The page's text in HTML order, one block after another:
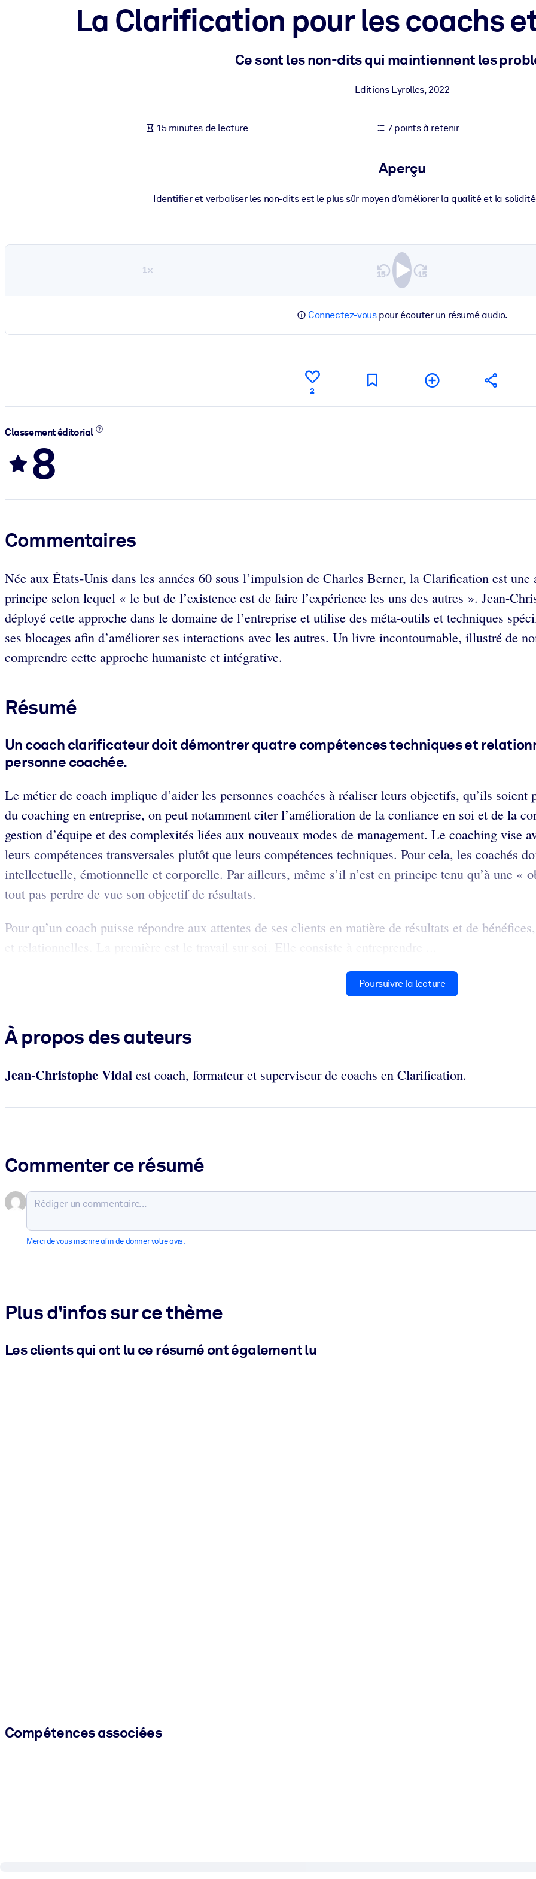
Pour LMS/LXP
Enrichissez votre bibliothèque d'entreprise avec des connaissances commerciales fiables et prêtes à l'emploi.
Alimentez vos systèmes d'IA avec des connaissances fiables et structurées pour améliorer les résultats.
La Clarification pour les coachs
Ce sont les non-dits qui maintiennent les
Editions Eyrolles,2022
15 minutes de lecture 7 points à retenir
Aperçu
Identifier et verbaliser les non-dits est le plus sûr moyen d’améliorer la qualité et la
1×
Connectez-vouspour écouter un résumé audio.
2
Classement éditorial
8
Commentaires
Née aux États-Unis dans les années 60 sous l’impulsion de Charles Berner, la Clarification est
principe selon lequel « le but de l’existence est de faire l’expérience les uns des autres ». Jean-
déployé cette approche dans le domaine de l’entreprise et utilise des méta-outils et techniques
ses blocages afin d’améliorer ses interactions avec les autres. Un livre incontournable, illustré de
comprendre cette approche humaniste et intégrative.
Résumé
Un coach clarificateur doit démontrer quatre compétences techniques et
personne coachée.
Le métier de coach implique d’aider les personnes coachées à réaliser leurs objectifs, qu’ils
du coaching en entreprise, on peut notamment citer l’amélioration de la confiance en soi et de la
gestion d’équipe et des complexités liées aux nouveaux modes de management. Le coaching vise
leurs compétences transversales plutôt que leurs compétences techniques. Pour cela, les coachés
intellectuelle, émotionnelle et corporelle. Par ailleurs, même s’il n’est en principe tenu qu’à une «
tout pas perdre de vue son objectif de résultats.
Pour qu’un coach puisse répondre aux attentes de ses clients en matière de résultats et de
et relationnelles. La première est le travail sur soi. Elle consiste à entreprendre ...
Poursuivre la lecture
À propos des auteurs
Jean-Christophe Vidal est coach, formateur et superviseur de coachs en Clarification.
Commenter ce résumé
Merci de vous inscrire afin de donner votre avis.
Plus d'infos sur ce thème
Les clients qui ont lu ce résumé ont également lu
Compétences associées